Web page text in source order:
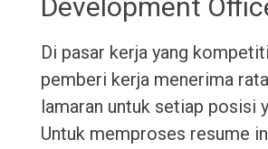
Development
Di pasar kerja yang
pemberi kerja menerima
lamaran untuk setiap posisi
Untuk memproses resume